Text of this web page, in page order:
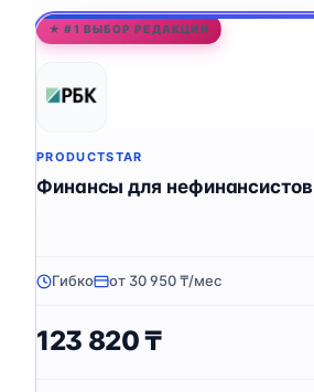
★ #1 ВЫБОР РЕДАКЦИИ
PRODUCTSTAR
Финансы для нефинансистов
Гибко от 30 950 ₸/мес
123 820 ₸